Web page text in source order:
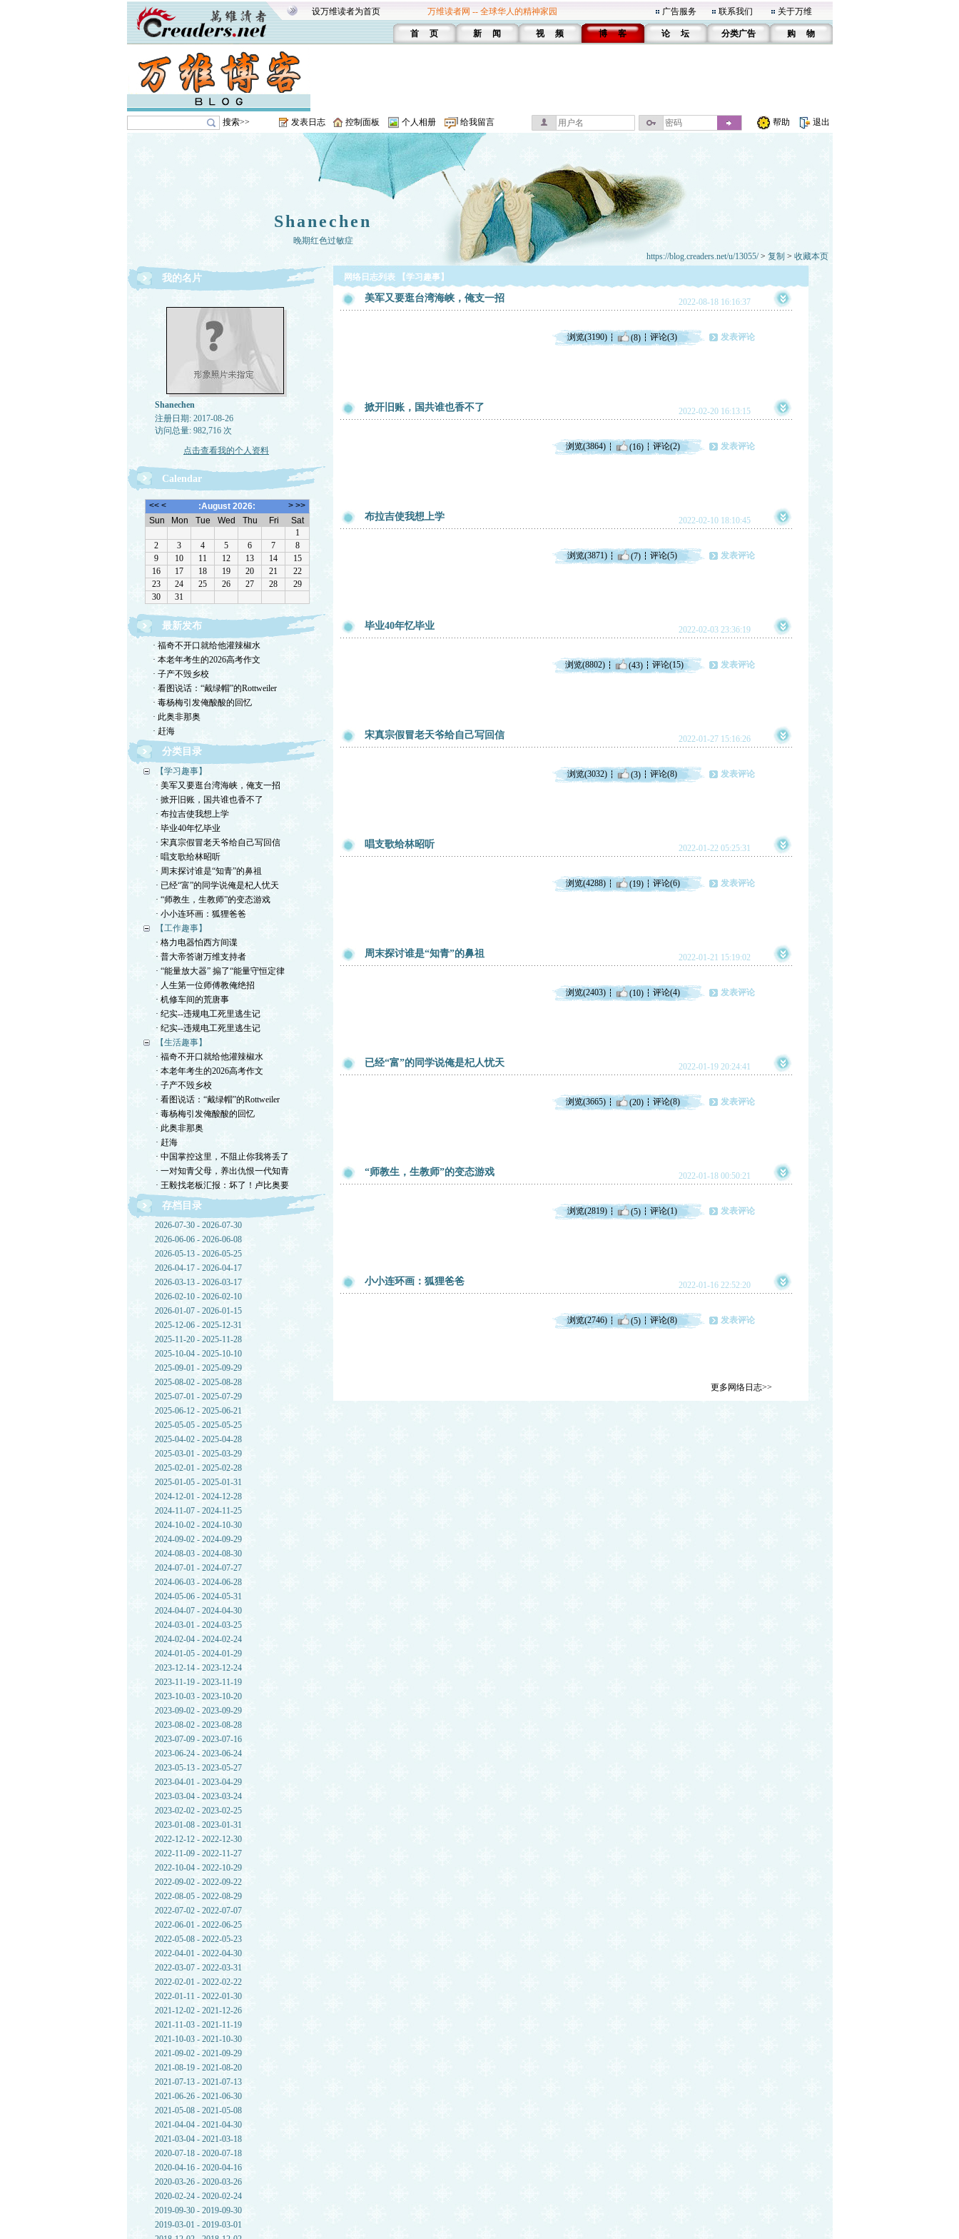
设万维读者为首页 万维读者网 -- 全球华人的精神家园 广告服务 联系我们 关于万维
首 页 新 闻 视 频 博 客 论 坛 分类广告 购 物
搜索>> 发表日志 控制面板 个人相册 给我留言 帮助 退出
Shanechen
晚期红色过敏症
https://blog.creaders.net/u/13055/> 复制 > 收藏本页
我的名片
Shanechen
注册日期: 2017-08-26
访问总量: 982,716 次
点击查看我的个人资料
Calendar
最新发布
· 福奇不开口就给他灌辣椒水
· 本老年考生的2026高考作文
· 子产不毁乡校
· 看图说话：“戴绿帽”的Rottweiler
· 毒杨梅引发俺酸酸的回忆
· 此奥非那奥
· 赶海
分类目录
【学习趣事】
· 美军又要逛台湾海峡，俺支一招
· 掀开旧账，国共谁也香不了
· 布拉吉使我想上学
· 毕业40年忆毕业
· 宋真宗假冒老天爷给自己写回信
· 唱支歌给林昭听
· 周末探讨谁是“知青”的鼻祖
· 已经“富”的同学说俺是杞人忧天
· “师教生，生教师”的变态游戏
· 小小连环画：狐狸爸爸
【工作趣事】
· 格力电器怕西方间谍
· 普大帝答谢万维支持者
· “能量放大器” 搧了“能量守恒定律
· 人生第一位师傅教俺绝招
· 机修车间的荒唐事
· 纪实--违规电工死里逃生记
· 纪实--违规电工死里逃生记
【生活趣事】
· 福奇不开口就给他灌辣椒水
· 本老年考生的2026高考作文
· 子产不毁乡校
· 看图说话：“戴绿帽”的Rottweiler
· 毒杨梅引发俺酸酸的回忆
· 此奥非那奥
· 赶海
· 中国掌控这里，不阻止你我将丢了
· 一对知青父母，养出仇恨一代知青
· 王毅找老板汇报：坏了！卢比奥要
存档目录
2026-07-30 - 2026-07-30
2026-06-06 - 2026-06-08
2026-05-13 - 2026-05-25
2026-04-17 - 2026-04-17
2026-03-13 - 2026-03-17
2026-02-10 - 2026-02-10
2026-01-07 - 2026-01-15
2025-12-06 - 2025-12-31
2025-11-20 - 2025-11-28
2025-10-04 - 2025-10-10
2025-09-01 - 2025-09-29
2025-08-02 - 2025-08-28
2025-07-01 - 2025-07-29
2025-06-12 - 2025-06-21
2025-05-05 - 2025-05-25
2025-04-02 - 2025-04-28
2025-03-01 - 2025-03-29
2025-02-01 - 2025-02-28
2025-01-05 - 2025-01-31
2024-12-01 - 2024-12-28
2024-11-07 - 2024-11-25
2024-10-02 - 2024-10-30
2024-09-02 - 2024-09-29
2024-08-03 - 2024-08-30
2024-07-01 - 2024-07-27
2024-06-03 - 2024-06-28
2024-05-06 - 2024-05-31
2024-04-07 - 2024-04-30
2024-03-01 - 2024-03-25
2024-02-04 - 2024-02-24
2024-01-05 - 2024-01-29
2023-12-14 - 2023-12-24
2023-11-19 - 2023-11-19
2023-10-03 - 2023-10-20
2023-09-02 - 2023-09-29
2023-08-02 - 2023-08-28
2023-07-09 - 2023-07-16
2023-06-24 - 2023-06-24
2023-05-13 - 2023-05-27
2023-04-01 - 2023-04-29
2023-03-04 - 2023-03-24
2023-02-02 - 2023-02-25
2023-01-08 - 2023-01-31
2022-12-12 - 2022-12-30
2022-11-09 - 2022-11-27
2022-10-04 - 2022-10-29
2022-09-02 - 2022-09-22
2022-08-05 - 2022-08-29
2022-07-02 - 2022-07-07
2022-06-01 - 2022-06-25
2022-05-08 - 2022-05-23
2022-04-01 - 2022-04-30
2022-03-07 - 2022-03-31
2022-02-01 - 2022-02-22
2022-01-11 - 2022-01-30
2021-12-02 - 2021-12-26
2021-11-03 - 2021-11-19
2021-10-03 - 2021-10-30
2021-09-02 - 2021-09-29
2021-08-19 - 2021-08-20
2021-07-13 - 2021-07-13
2021-06-26 - 2021-06-30
2021-05-08 - 2021-05-08
2021-04-04 - 2021-04-30
2021-03-04 - 2021-03-18
2020-07-18 - 2020-07-18
2020-04-16 - 2020-04-16
2020-03-26 - 2020-03-26
2020-02-24 - 2020-02-24
2019-09-30 - 2019-09-30
2019-03-01 - 2019-03-01
网络日志列表 【学习趣事】
美军又要逛台湾海峡，俺支一招 2022-08-18 16:16:37
浏览(3190) (8) 评论(3) 发表评论
掀开旧账，国共谁也香不了 2022-02-20 16:13:15
浏览(3864) (16) 评论(2) 发表评论
布拉吉使我想上学 2022-02-10 18:10:45
浏览(3871) (7) 评论(5) 发表评论
毕业40年忆毕业 2022-02-03 23:36:19
浏览(8802) (43) 评论(15) 发表评论
宋真宗假冒老天爷给自己写回信 2022-01-27 15:16:26
浏览(3032) (3) 评论(8) 发表评论
唱支歌给林昭听 2022-01-22 05:25:31
浏览(4288) (19) 评论(6) 发表评论
周末探讨谁是“知青”的鼻祖 2022-01-21 15:19:02
浏览(2403) (10) 评论(4) 发表评论
已经“富”的同学说俺是杞人忧天 2022-01-19 20:24:41
浏览(3665) (20) 评论(8) 发表评论
“师教生，生教师”的变态游戏 2022-01-18 00:50:21
浏览(2819) (5) 评论(1) 发表评论
小小连环画：狐狸爸爸 2022-01-16 22:52:20
浏览(2746) (5) 评论(8) 发表评论
更多网络日志>>